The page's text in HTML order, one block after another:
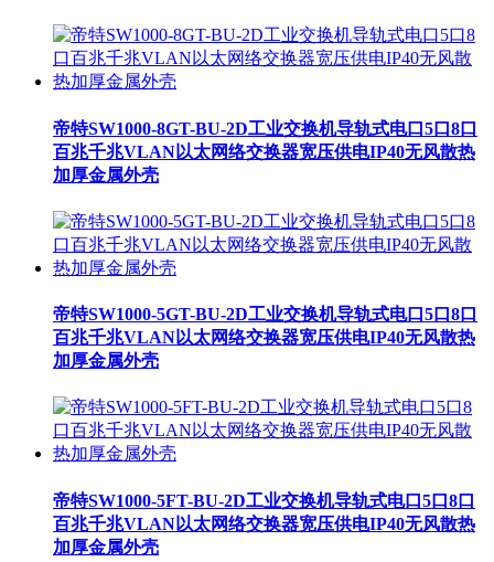
帝特SW1000-8GT-BU-2D工业交换机导轨式电口5口8口
百兆千兆VLAN以太网络交换器宽压供电IP40无风散热
加厚金属外壳
帝特SW1000-5GT-BU-2D工业交换机导轨式电口5口8口
百兆千兆VLAN以太网络交换器宽压供电IP40无风散热
加厚金属外壳
帝特SW1000-5FT-BU-2D工业交换机导轨式电口5口8口
百兆千兆VLAN以太网络交换器宽压供电IP40无风散热
加厚金属外壳